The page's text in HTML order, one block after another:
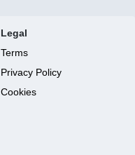
Legal
Terms
Privacy Policy
Cookies